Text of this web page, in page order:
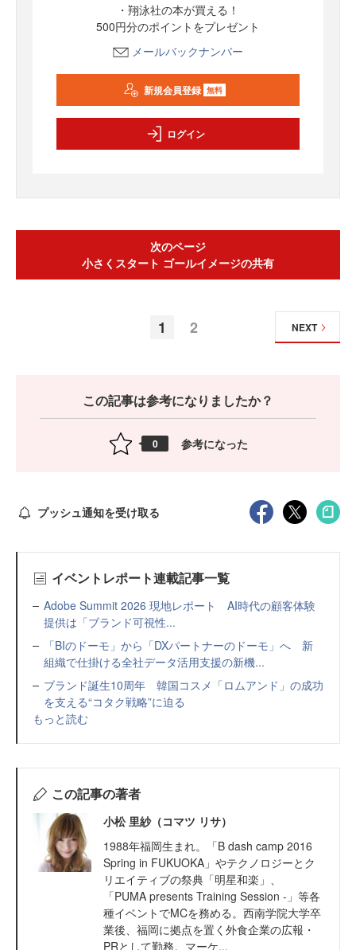
・翔泳社の本が買える！
500円分のポイントをプレゼント
メールバックナンバー
新規会員登録 無料
ログイン
次のページ
小さくスタート ゴールイメージの共有
1 2 NEXT
この記事は参考になりましたか？
0 参考になった
プッシュ通知を受け取る
イベントレポート連載記事一覧
Adobe Summit 2026 現地レポート AI時代の顧客体験
提供は「ブランド可視性...
「BIのドーモ」から「DXパートナーのドーモ」へ 新
組織で仕掛ける全社データ活用支援の新機...
ブランド誕生10周年 韓国コスメ「ロムアンド」の成功
を支える“コタク戦略”に迫る
もっと読む
この記事の著者
小松 里紗（コマツ リサ）
1988年福岡生まれ。「B dash camp 2016
Spring in FUKUOKA」やテクノロジーとク
リエイティブの祭典「明星和楽」、
「PUMA presents Training Session -」等各
種イベントでMCを務める。西南学院大学卒
業後、福岡に拠点を置く外食企業の広報・
PRとして勤務。マーケ...